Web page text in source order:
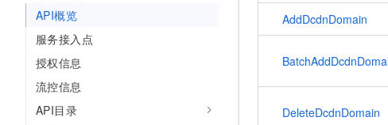
API概览
服务接入点
授权信息
流控信息
API目录
AddDcdnDomain
DeleteDcdnDomain